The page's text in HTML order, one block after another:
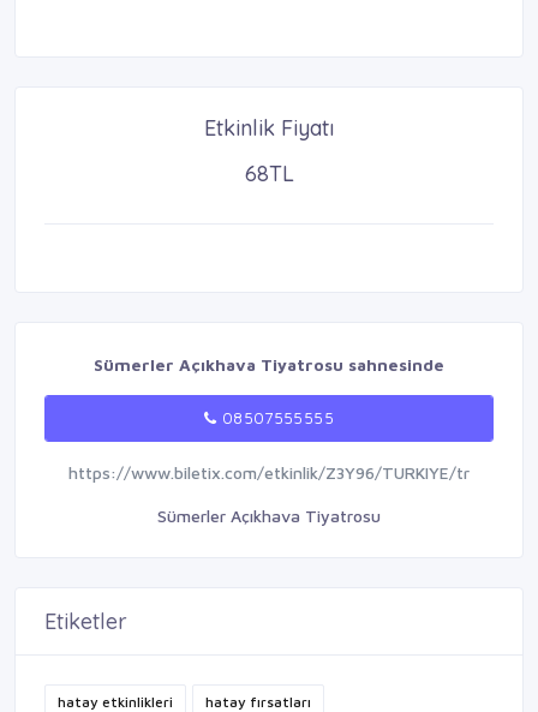
Etkinlik Fiyatı
68TL
Sümerler Açıkhava Tiyatrosu sahnesinde
08507555555
https://www.biletix.com/etkinlik/Z3Y96/TURKIYE/tr
Sümerler Açıkhava Tiyatrosu
Etiketler
hatay etkinlikleri hatay fırsatları